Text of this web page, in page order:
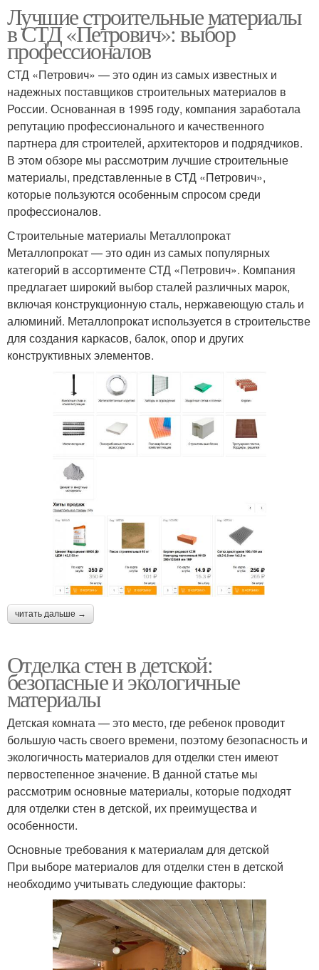
Лучшие строительные материалы
в СТД «Петрович»: выбор
профессионалов
СТД «Петрович» — это один из самых известных и
надежных поставщиков строительных материалов в
России. Основанная в 1995 году, компания заработала
репутацию профессионального и качественного
партнера для строителей, архитекторов и подрядчиков.
В этом обзоре мы рассмотрим лучшие строительные
материалы, представленные в СТД «Петрович»,
которые пользуются особенным спросом среди
профессионалов.
Строительные материалы Металлопрокат
Металлопрокат — это один из самых популярных
категорий в ассортименте СТД «Петрович». Компания
предлагает широкий выбор сталей различных марок,
включая конструкционную сталь, нержавеющую сталь и
алюминий. Металлопрокат используется в строительстве
для создания каркасов, балок, опор и других
конструктивных элементов.
читать дальше →
Отделка стен в детской:
безопасные и экологичные
материалы
Детская комната — это место, где ребенок проводит
большую часть своего времени, поэтому безопасность и
экологичность материалов для отделки стен имеют
первостепенное значение. В данной статье мы
рассмотрим основные материалы, которые подходят
для отделки стен в детской, их преимущества и
особенности.
Основные требования к материалам для детской
При выборе материалов для отделки стен в детской
необходимо учитывать следующие факторы: